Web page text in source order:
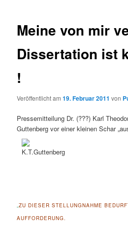
Meine von mir
Dissertation ist
!
Veröffentlicht am19. Februar 2011 von
Pressemitteilung Dr. (???) Karl
Guttenberg vor einer kleinen Schar
„ZU DIESER STELLUNGNAHME
AUFFORDERUNG.